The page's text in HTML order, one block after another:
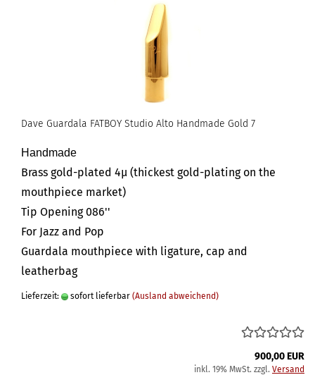
Dave Guardala FATBOY Studio Alto Handmade Gold 7
Handmade
Brass gold-plated 4µ (thickest gold-plating on the
mouthpiece market)
Tip Opening 086''
For Jazz and Pop
Guardala mouthpiece with ligature, cap and
leatherbag
Lieferzeit: sofort lieferbar (Ausland abweichend)
900,00 EUR
inkl. 19% MwSt. zzgl. Versand